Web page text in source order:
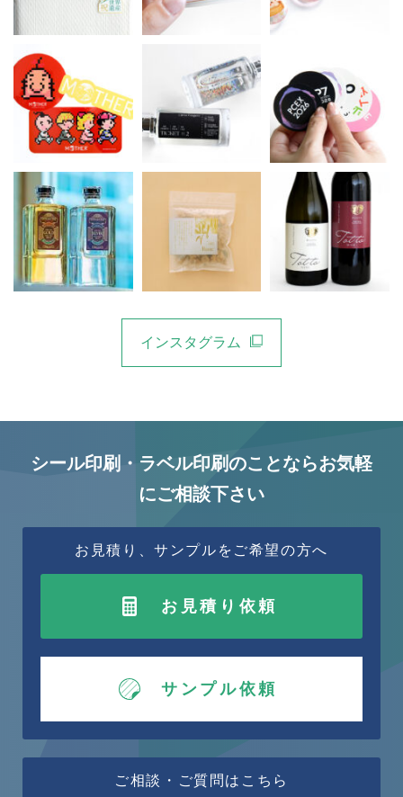
インスタグラム
シール印刷・ラベル印刷のことならお気軽
にご相談下さい
お見積り、サンプルをご希望の方へ
お見積り依頼
サンプル依頼
ご相談・ご質問はこちら